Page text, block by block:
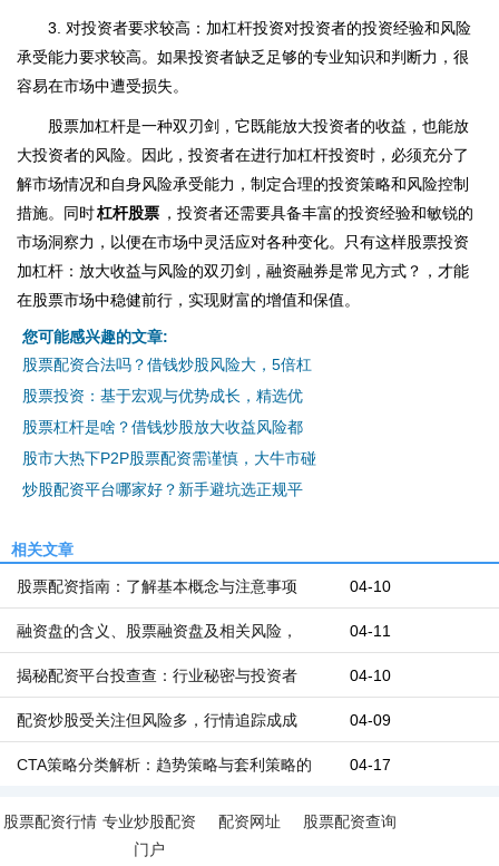
3. 对投资者要求较高：加杠杆投资对投资者的投资经验和风险
承受能力要求较高。如果投资者缺乏足够的专业知识和判断力，很
容易在市场中遭受损失。
股票加杠杆是一种双刃剑，它既能放大投资者的收益，也能放
大投资者的风险。因此，投资者在进行加杠杆投资时，必须充分了
解市场情况和自身风险承受能力，制定合理的投资策略和风险控制
措施。同时杠杆股票 ，投资者还需要具备丰富的投资经验和敏锐的
市场洞察力，以便在市场中灵活应对各种变化。只有这样股票投资
加杠杆：放大收益与风险的双刃剑，融资融券是常见方式？，才能
在股票市场中稳健前行，实现财富的增值和保值。
您可能感兴趣的文章:
股票配资合法吗？借钱炒股风险大，5倍杠
股票投资：基于宏观与优势成长，精选优
股票杠杆是啥？借钱炒股放大收益风险都
股市大热下P2P股票配资需谨慎，大牛市碰
炒股配资平台哪家好？新手避坑选正规平
相关文章
04-10
股票配资指南：了解基本概念与注意事项
04-11
融资盘的含义、股票融资盘及相关风险，
04-10
揭秘配资平台投查查：行业秘密与投资者
04-09
配资炒股受关注但风险多，行情追踪成成
04-17
CTA策略分类解析：趋势策略与套利策略的
股票配资行情 专业炒股配资
门户
配资网址 股票配资查询